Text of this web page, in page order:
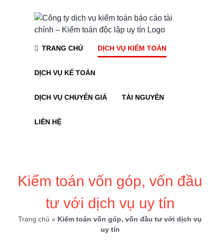
TRANG CHỦ DỊCH VỤ KIỂM TOÁN
DỊCH VỤ KẾ TOÁN
DỊCH VỤ CHUYỂN GIÁ TÀI NGUYÊN
LIÊN HỆ
Kiểm toán vốn góp, vốn đầu
tư với dịch vụ uy tín
Trang chủ » Kiểm toán vốn góp, vốn đầu tư với dịch vụ
uy tín